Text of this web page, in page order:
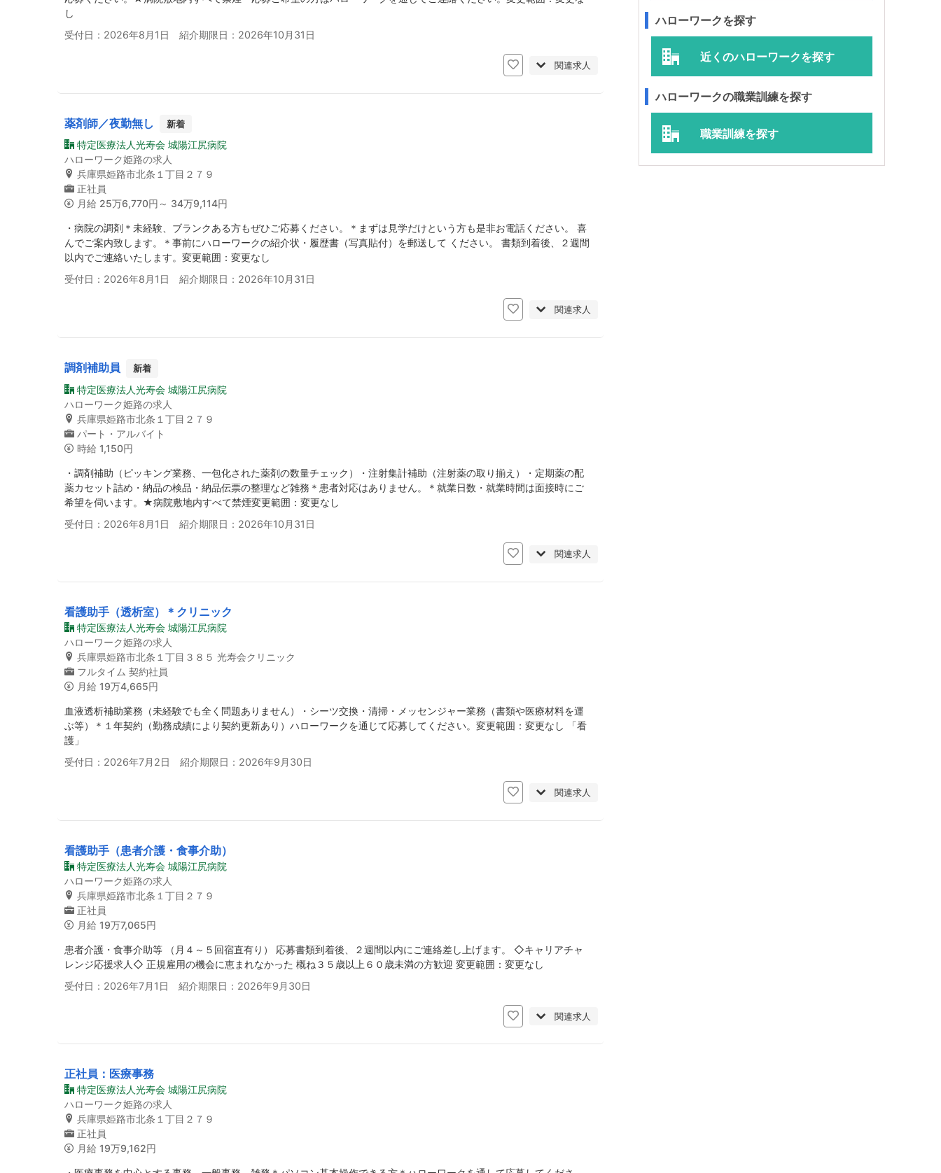
し
受付日：2026年8月1日 紹介期限日：2026年10月31日
関連求人
薬剤師／夜勤無し 新着
特定医療法人光寿会 城陽江尻病院
ハローワーク姫路の求人
兵庫県姫路市北条１丁目２７９
正社員
月給 25万6,770円～ 34万9,114円
・病院の調剤＊未経験、ブランクある方もぜひご応募ください。＊まずは見学だけという方も是非お電話ください。 喜
んでご案内致します。＊事前にハローワークの紹介状・履歴書（写真貼付）を郵送して ください。 書類到着後、２週間
以内でご連絡いたします。変更範囲：変更なし
受付日：2026年8月1日 紹介期限日：2026年10月31日
関連求人
調剤補助員 新着
特定医療法人光寿会 城陽江尻病院
ハローワーク姫路の求人
兵庫県姫路市北条１丁目２７９
パート・アルバイト
時給 1,150円
・調剤補助（ピッキング業務、一包化された薬剤の数量チェック）・注射集計補助（注射薬の取り揃え）・定期薬の配
薬カセット詰め・納品の検品・納品伝票の整理など雑務＊患者対応はありません。＊就業日数・就業時間は面接時にご
希望を伺います。★病院敷地内すべて禁煙変更範囲：変更なし
受付日：2026年8月1日 紹介期限日：2026年10月31日
関連求人
看護助手（透析室）＊クリニック
特定医療法人光寿会 城陽江尻病院
ハローワーク姫路の求人
兵庫県姫路市北条１丁目３８５ 光寿会クリニック
フルタイム 契約社員
月給 19万4,665円
血液透析補助業務（未経験でも全く問題ありません）・シーツ交換・清掃・メッセンジャー業務（書類や医療材料を運
ぶ等）＊１年契約（勤務成績により契約更新あり）ハローワークを通じて応募してください。変更範囲：変更なし 「看
護」
受付日：2026年7月2日 紹介期限日：2026年9月30日
関連求人
看護助手（患者介護・食事介助）
特定医療法人光寿会 城陽江尻病院
ハローワーク姫路の求人
兵庫県姫路市北条１丁目２７９
正社員
月給 19万7,065円
患者介護・食事介助等 （月４～５回宿直有り） 応募書類到着後、２週間以内にご連絡差し上げます。 ◇キャリアチャ
レンジ応援求人◇ 正規雇用の機会に恵まれなかった 概ね３５歳以上６０歳未満の方歓迎 変更範囲：変更なし
受付日：2026年7月1日 紹介期限日：2026年9月30日
関連求人
正社員：医療事務
特定医療法人光寿会 城陽江尻病院
ハローワーク姫路の求人
兵庫県姫路市北条１丁目２７９
正社員
月給 19万9,162円
ハローワークを探す
近くのハローワークを探す
ハローワークの職業訓練を探す
職業訓練を探す